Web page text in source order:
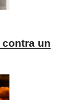
contra un